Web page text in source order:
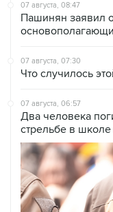
07 августа, 08:47
Пашинян заявил
07 августа, 07:30
Что случилось
07 августа, 06:57
Два человека
стрельбе в